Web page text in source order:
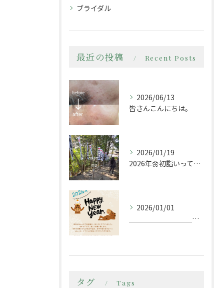
ブライダル
最近の投稿 Recent Posts
2026/06/13
皆さんこんにちは。
2026/01/19
2026年🌼初詣いってきましたー
2026/01/01
＿＿＿＿＿＿＿＿＿＿＿＿＿＿＿＿＿＿＿＿＿＿
タグ Tags